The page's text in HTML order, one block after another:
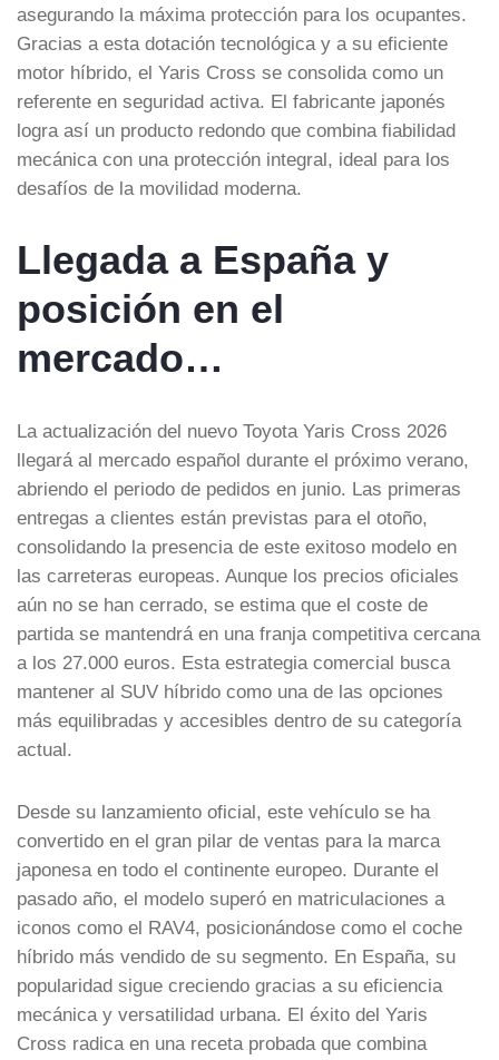
asegurando la máxima protección para los ocupantes.
Gracias a esta dotación tecnológica y a su eficiente
motor híbrido, el Yaris Cross se consolida como un
referente en seguridad activa. El fabricante japonés
logra así un producto redondo que combina fiabilidad
mecánica con una protección integral, ideal para los
desafíos de la movilidad moderna.
Llegada a España y
posición en el
mercado…
La actualización del nuevo Toyota Yaris Cross 2026
llegará al mercado español durante el próximo verano,
abriendo el periodo de pedidos en junio. Las primeras
entregas a clientes están previstas para el otoño,
consolidando la presencia de este exitoso modelo en
las carreteras europeas. Aunque los precios oficiales
aún no se han cerrado, se estima que el coste de
partida se mantendrá en una franja competitiva cercana
a los 27.000 euros. Esta estrategia comercial busca
mantener al SUV híbrido como una de las opciones
más equilibradas y accesibles dentro de su categoría
actual.
Desde su lanzamiento oficial, este vehículo se ha
convertido en el gran pilar de ventas para la marca
japonesa en todo el continente europeo. Durante el
pasado año, el modelo superó en matriculaciones a
iconos como el RAV4, posicionándose como el coche
híbrido más vendido de su segmento. En España, su
popularidad sigue creciendo gracias a su eficiencia
mecánica y versatilidad urbana. El éxito del Yaris
Cross radica en una receta probada que combina